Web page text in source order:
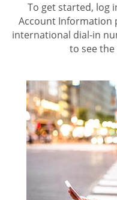
To get started, log
Account Information
international dial-in
to see